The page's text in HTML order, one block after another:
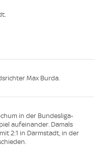
Max Burda.
in der Bundesliga-
aufeinander. Damals
2:1 in Darmstadt, in der